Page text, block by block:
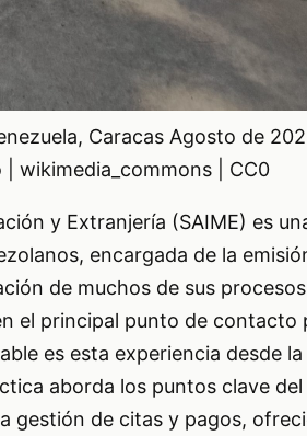
Caracas Agosto de
wikimedia_commons | CC0
y Extranjería (SAIME) es
encargada de la
de muchos de sus
el principal punto de contacto
es esta experiencia desde la
aborda los puntos clave del
gestión de citas y pagos,